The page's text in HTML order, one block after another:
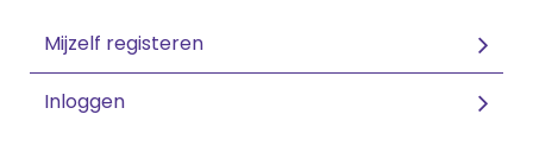
Mijzelf registeren
Inloggen